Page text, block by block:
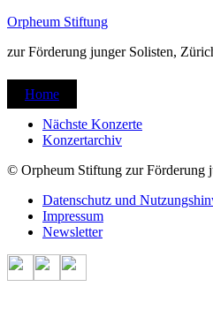
Orpheum Stiftung
zur Förderung junger Solisten,
Home
Nächste Konzerte
Konzertarchiv
© Orpheum Stiftung zur Förderung
Datenschutz und
Impressum
Newsletter